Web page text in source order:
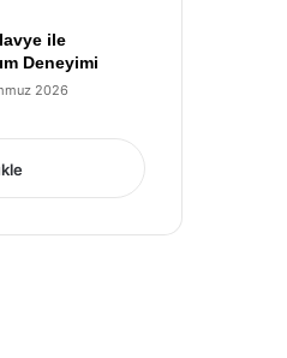
ile
Deneyimi
2026